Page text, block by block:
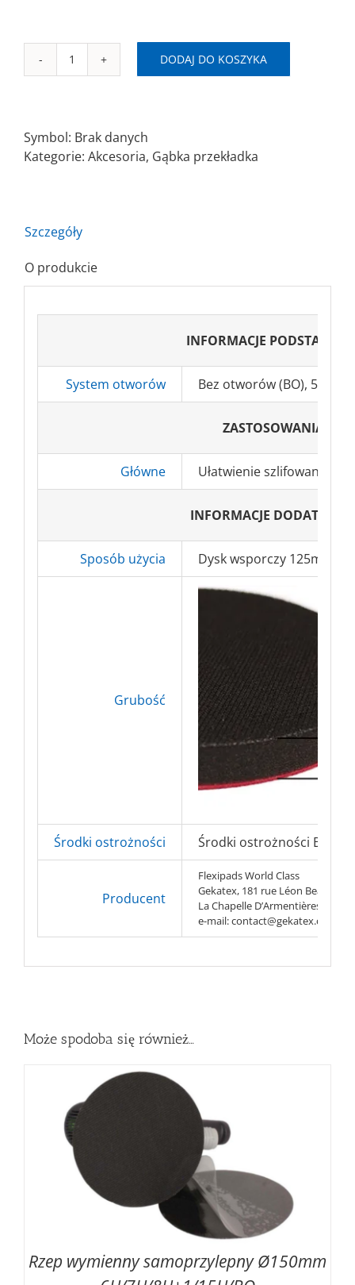
ilość
BO/5H/8H+1
DODAJ DO KOSZYKA
Symbol: Brak danych
Kategorie: Akcesoria, Gąbka przekładka
Szczegóły
O produkcie
INFORMACJE
System otworów Bez otworów (BO), 5H,
ZASTOSOWANIA
Główne Ułatwienie szlifowania
INFORMACJE
Sposób użycia Dysk wsporczy 125mm
Grubość
Środki ostrożności Środki ostrożności BHP
Producent
Flexipads World Class
Gekatex, 181 rue Léon
La Chapelle D’Armentières,
e-mail: contact@gekatex.com
Może spodoba się również…
Rzep wymienny samoprzylepny Ø150mm